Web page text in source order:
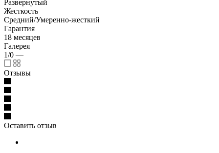
Развернутый
Жесткость
Средний/Умеренно-жесткий
Гарантия
18 месяцев
Галерея
1/0 —
Отзывы
Оставить отзыв